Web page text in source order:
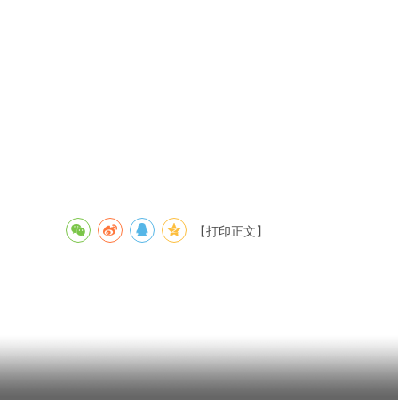
【打印正文】